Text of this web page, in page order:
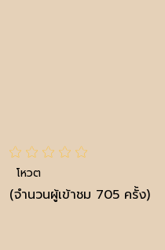
โหวต
(จำนวนผู้เข้าชม 705 ครั้ง)